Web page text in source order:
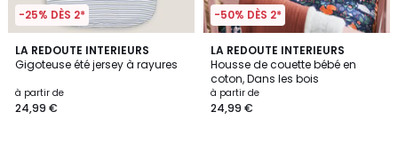
-25% DÈS 2*
LA REDOUTE INTERIEURS
Gigoteuse été jersey à rayures
à partir de
24,99 €
4,4
/ 5
-50% DÈS 2*
LA REDOUTE INTERIEURS
Housse de couette bébé en
coton, Dans les bois
à partir de
24,99 €
4,4
/ 5